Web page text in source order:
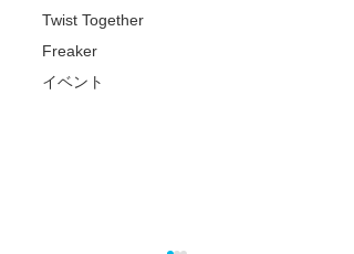
Twist Together
Freaker
イベント